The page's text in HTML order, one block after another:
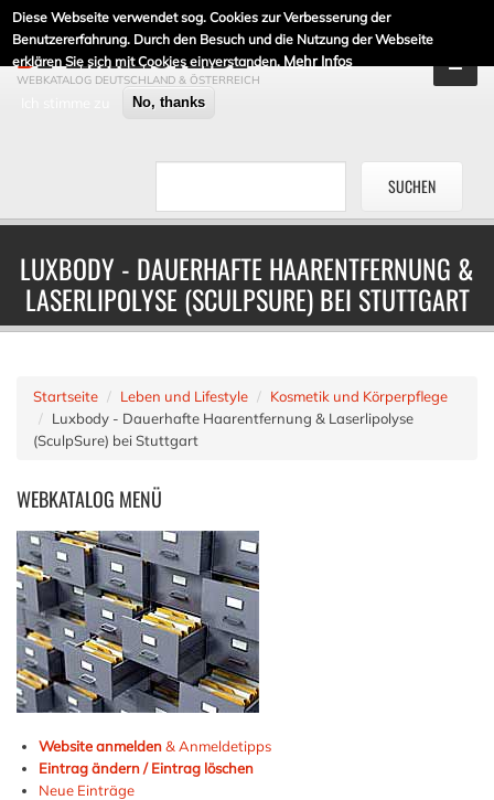
Diese Webseite verwendet sog. Cookies zur Verbesserung der
Benutzererfahrung. Durch den Besuch und die Nutzung der Webseite
erklären Sie sich mit Cookies einverstanden. Mehr Infos
No, thanks
DE-LINKLISTE.DE
WEBKATALOG DEUTSCHLAND & ÖSTERREICH
LUXBODY - DAUERHAFTE HAARENTFERNUNG &
LASERLIPOLYSE (SCULPSURE) BEI STUTTGART
Startseite Leben und Lifestyle
Kosmetik und Körperpflege
Luxbody - Dauerhafte Haarentfernung & Laserlipolyse
(SculpSure) bei Stuttgart
WEBKATALOG MENÜ
Website anmelden& Anmeldetipps
Eintrag ändern / Eintrag löschen
Neue Einträge